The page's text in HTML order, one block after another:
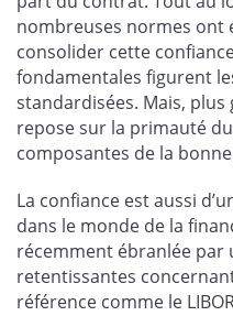
nombreuses normes ont
consolider cette
fondamentales figurent
standardisées. Mais,
repose sur la primauté
composantes de la
La confiance est aussi
dans le monde de la
récemment ébranlée par
retentissantes
référence comme le